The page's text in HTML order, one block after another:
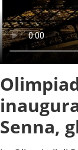
Senna,